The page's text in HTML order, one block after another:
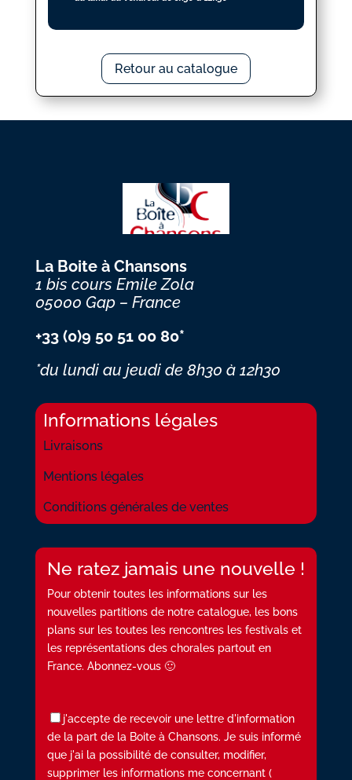
Retour au catalogue
La Boite à Chansons
1 bis cours Emile Zola
05000 Gap – France
+33 (0)9 50 51 00 80*
*du lundi au jeudi de 8h30 à 12h30
Informations légales
Livraisons
Mentions légales
Conditions générales de ventes
Ne ratez jamais une nouvelle !
Pour obtenir toutes les informations sur les
nouvelles partitions de notre catalogue, les bons
plans sur les toutes les rencontres les festivals et
les représentations des chorales partout en
France. Abonnez-vous 🙂
j'accepte de recevoir une lettre d'information
de la part de la Boite à Chansons. Je suis informé
que j'ai la possibilité de consulter, modifier,
supprimer les informations me concernant (